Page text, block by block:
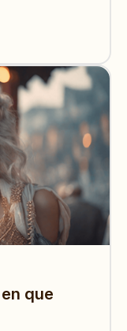
que